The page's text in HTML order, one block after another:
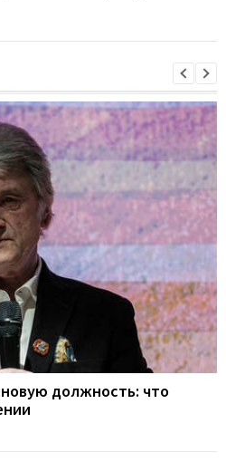
должность: что